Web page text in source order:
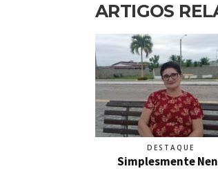
ARTIGOS
DESTAQUE
Simplesmente